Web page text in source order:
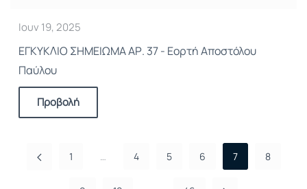
Ιουν 19, 2025
ΕΓΚΥΚΛΙΟ ΣΗΜΕΙΩΜΑ ΑΡ. 37 - Εορτή Αποστόλου
Παύλου
Προβολή
1 … 4 5 6 7 8